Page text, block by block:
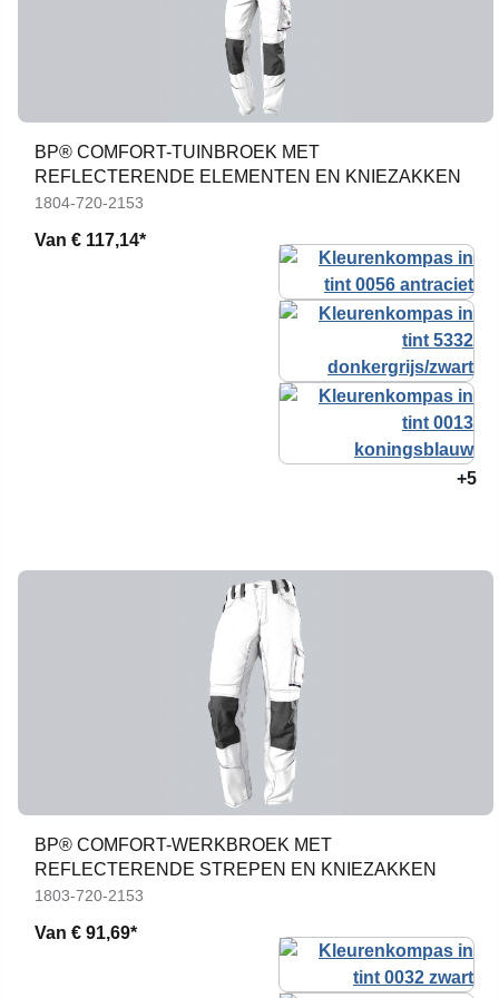
BP® COMFORT-TUINBROEK MET
REFLECTERENDE ELEMENTEN EN KNIEZAKKEN
1804-720-2153
Van € 117,14*
+5
BP® COMFORT-WERKBROEK MET
REFLECTERENDE STREPEN EN KNIEZAKKEN
1803-720-2153
Van € 91,69*